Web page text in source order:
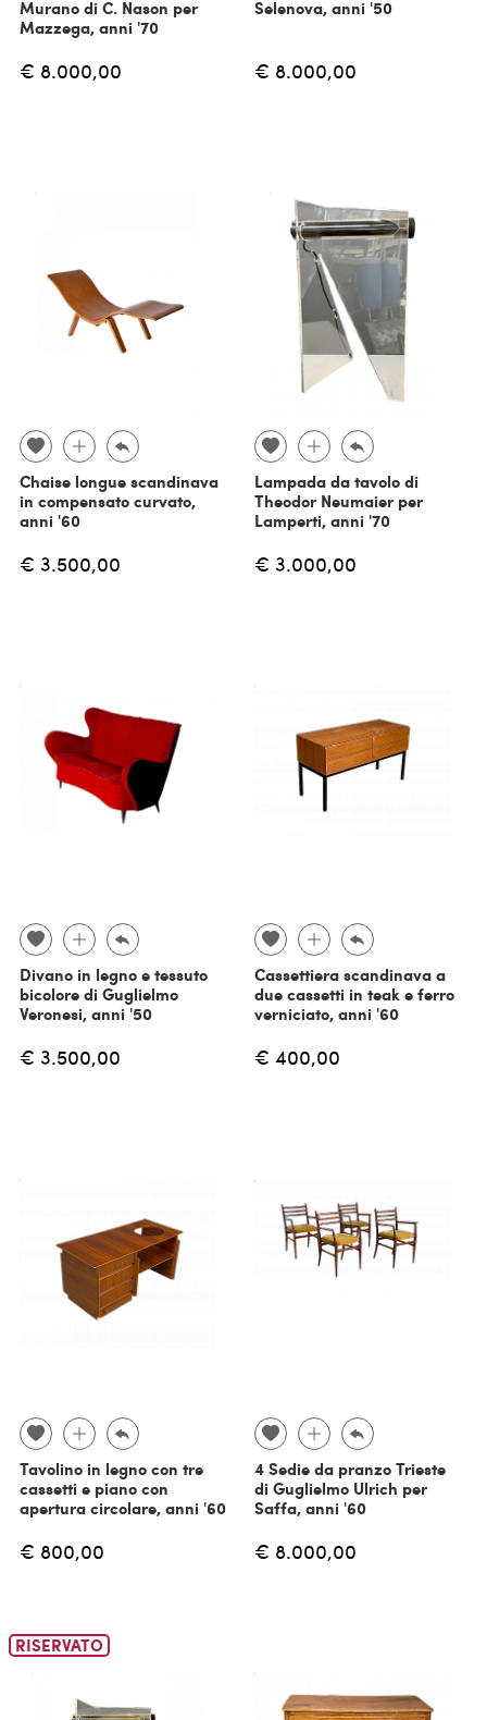
Murano di C. Nason per
Mazzega, anni '70
€ 8.000,00
Selenova, anni '50
€ 8.000,00
Chaise longue scandinava
in compensato curvato,
anni '60
€ 3.500,00
Lampada da tavolo di
Theodor Neumaier per
Lamperti, anni '70
€ 3.000,00
Divano in legno e tessuto
bicolore di Guglielmo
Veronesi, anni '50
€ 3.500,00
Cassettiera scandinava a
due cassetti in teak e ferro
verniciato, anni '60
€ 400,00
Tavolino in legno con tre
cassetti e piano con
apertura circolare, anni '60
€ 800,00
4 Sedie da pranzo Trieste
di Guglielmo Ulrich per
Saffa, anni '60
€ 8.000,00
RISERVATO